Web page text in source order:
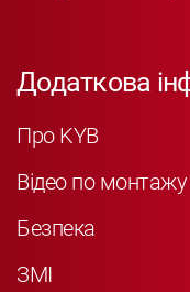
Додаткова
Про KYB
Відео по монтажу
Безпека
ЗМІ